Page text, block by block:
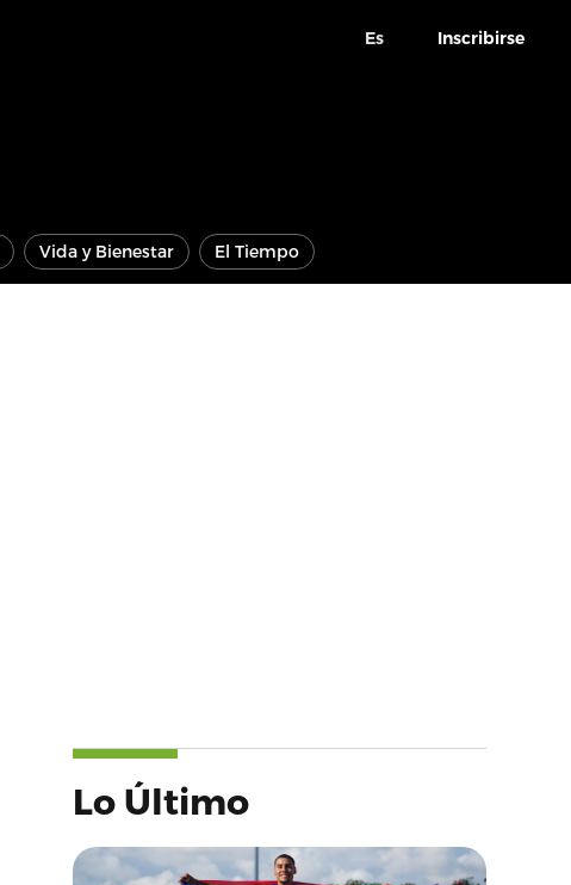
Es Inscribirse
Vida y Bienestar El Tiempo
Lo Último